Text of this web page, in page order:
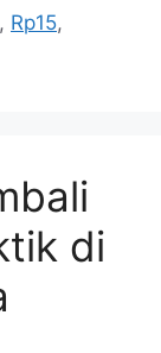
, Rp15,
di